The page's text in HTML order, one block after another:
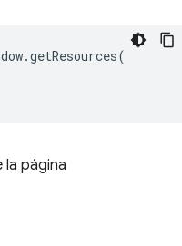
.getResources(
la página